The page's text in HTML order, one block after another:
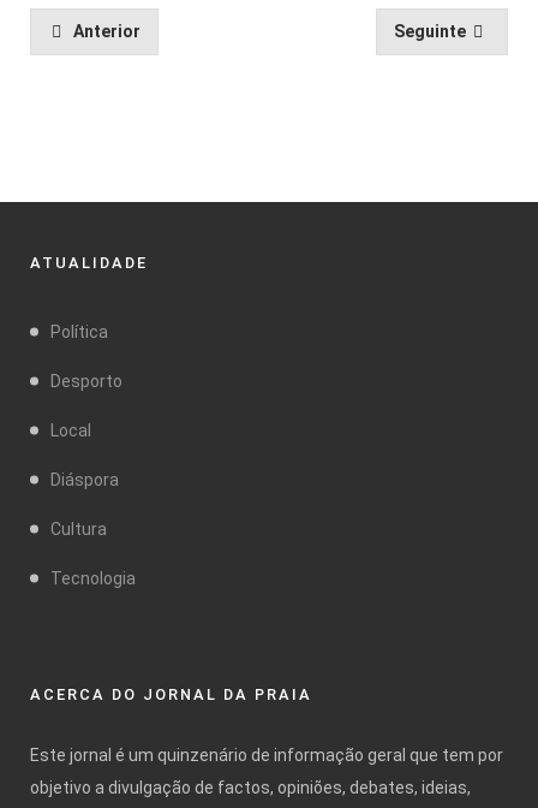
Anterior Seguinte
ATUALIDADE
Política
Desporto
Local
Diáspora
Cultura
Tecnologia
ACERCA DO JORNAL DA PRAIA
Este jornal é um quinzenário de informação geral que tem por
objetivo a divulgação de factos, opiniões, debates, ideias,